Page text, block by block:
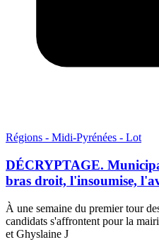
Régions - Midi-Pyrénées - Lot
DÉCRYPTAGE.
bras droit, l'insoumise,
À une semaine du premier tour
candidats s'affrontent pour la
et Ghyslaine J